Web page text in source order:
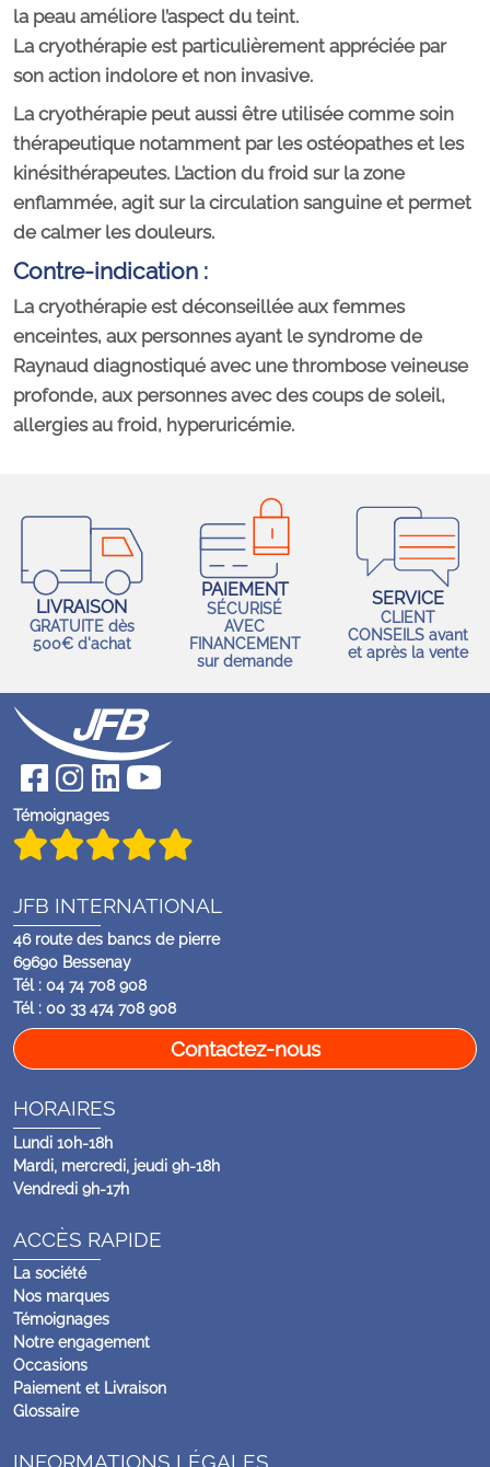
la peau améliore l’aspect du teint.
La cryothérapie est particulièrement appréciée par
son action indolore et non invasive.
La cryothérapie peut aussi être utilisée comme soin
thérapeutique notamment par les ostéopathes et les
kinésithérapeutes. L’action du froid sur la zone
enflammée, agit sur la circulation sanguine et permet
de calmer les douleurs.
Contre-indication :
La cryothérapie est déconseillée aux femmes
enceintes, aux personnes ayant le syndrome de
Raynaud diagnostiqué avec une thrombose veineuse
profonde, aux personnes avec des coups de soleil,
allergies au froid, hyperuricémie.
LIVRAISON
GRATUITE dès
500€ d'achat
PAIEMENT
SÉCURISÉ
AVEC
FINANCEMENT
sur demande
SERVICE
CLIENT
CONSEILS avant
et après la vente
Témoignages
JFB INTERNATIONAL
46 route des bancs de pierre
69690 Bessenay
Tél : 04 74 708 908
Tél : 00 33 474 708 908
Contactez-nous
HORAIRES
Lundi 10h-18h
Mardi, mercredi, jeudi 9h-18h
Vendredi 9h-17h
ACCÈS RAPIDE
La société
Nos marques
Témoignages
Notre engagement
Occasions
Paiement et Livraison
Glossaire
INFORMATIONS LÉGALES